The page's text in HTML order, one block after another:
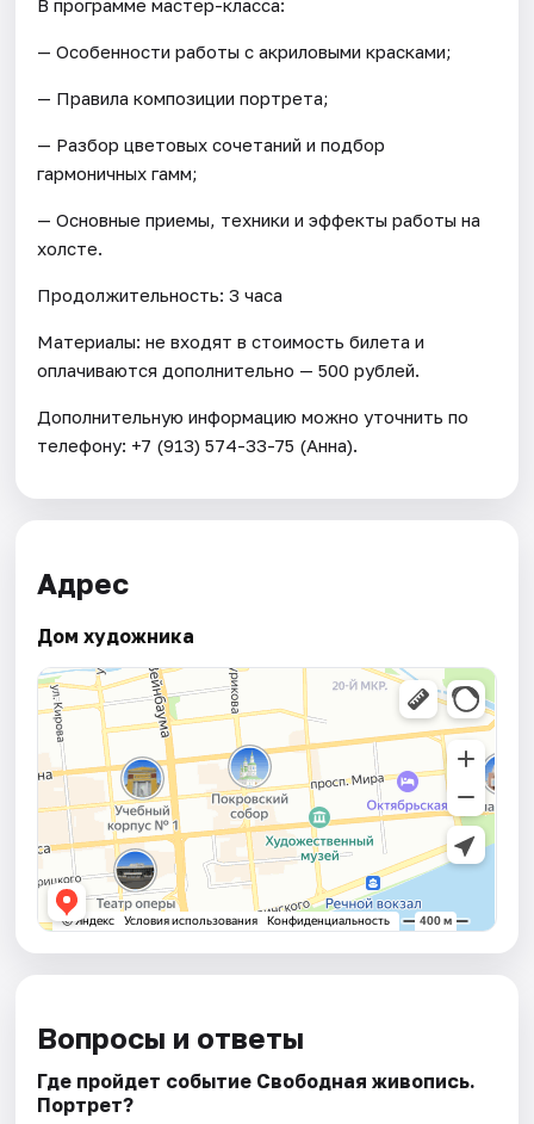
В программе мастер-класса:
— Особенности работы с акриловыми красками;
— Правила композиции портрета;
— Разбор цветовых сочетаний и подбор
гармоничных гамм;
— Основные приемы, техники и эффекты работы на
холсте.
Продолжительность: 3 часа
Материалы: не входят в стоимость билета и
оплачиваются дополнительно — 500 рублей.
Дополнительную информацию можно уточнить по
телефону: +7 (913) 574-33-75 (Анна).
Адрес
Дом художника
Вопросы и ответы
Где пройдет событие Свободная живопись.
Портрет?